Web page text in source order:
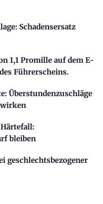
Schadensersatz
1,1 Promille auf dem E-
Führerscheins.
Überstundenzuschläge
bleiben
geschlechtsbezogener